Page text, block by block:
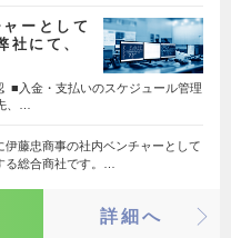
ーとして
社にて、
■入金・支払いのスケジュール管理
、…
伊藤忠商事の社内ベンチャーとして
る総合商社です。…
詳細へ